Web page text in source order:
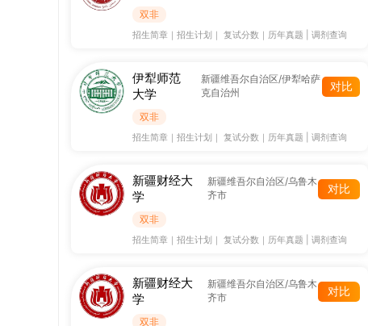
双非
招生简章 ｜ 招生计划 ｜ 复试分数 ｜ 历年真题 调剂查询
伊犁师范
大学
新疆维吾尔自治区/伊犁哈萨
克自治州
对比
双非
招生简章 ｜ 招生计划 ｜ 复试分数 ｜ 历年真题 调剂查询
新疆财经大
学
新疆维吾尔自治区/乌鲁木
齐市
对比
双非
招生简章 ｜ 招生计划 ｜ 复试分数 ｜ 历年真题 调剂查询
新疆财经大
学
新疆维吾尔自治区/乌鲁木
齐市
对比
双非